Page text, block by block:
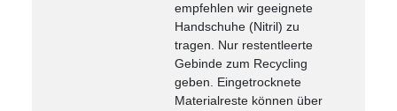
empfehlen wir geeignete
Handschuhe (Nitril) zu
tragen. Nur restentleerte
Gebinde zum Recycling
geben. Eingetrocknete
Materialreste können über